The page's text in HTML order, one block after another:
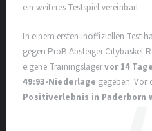
ein weiteres Testspiel vereinbart.
In einem ersten inoffiziellen Test
gegen ProB-Absteiger Citybasket
eigene Trainingslagervor 14
49:93-Niederlage gegeben. Vor
Positiverlebnis in Paderborn